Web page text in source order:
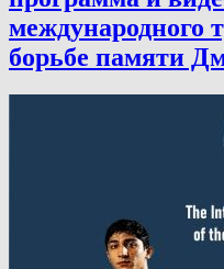
международного
борьбе памяти